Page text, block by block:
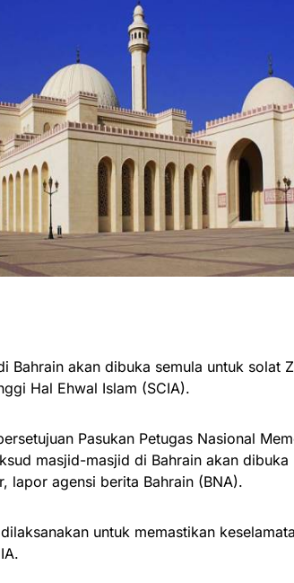
Bahrain akan dibuka semula untuk solat
Hal Ehwal Islam (SCIA).
Pasukan Petugas Nasional
masjid-masjid di Bahrain akan dibuka
lapor agensi berita Bahrain (BNA).
untuk memastikan